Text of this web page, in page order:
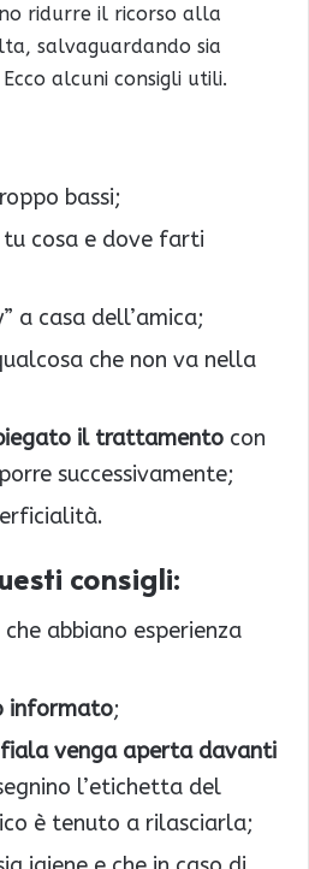
ridurre il ricorso alla
salvaguardando sia
alcuni consigli utili.
bassi;
tu cosa e dove farti
a casa dell’amica;
che non va nella
il trattamento con
successivamente;
consigli:
abbiano esperienza
informato;
fiala venga aperta davanti
l’etichetta del
è tenuto a rilasciarla;